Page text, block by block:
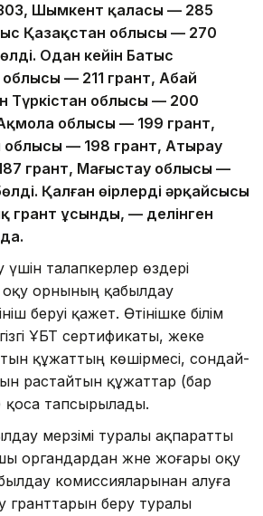
303, Шымкент қаласы — 285
Қазақстан облысы — 270
Одан кейін Батыс
— 211 грант, Абай
Түркістан облысы — 200
облысы — 199 грант,
облысы — 198 грант, Атырау
грант, Маңғыстау облысы —
Қалған өңірлердің әрқайсысы
грант ұсынды, — делінген
талапкерлер өздері
орнының қабылдау
беруі қажет. Өтінішке білім
ҰБТ сертификаты, жеке
құжаттың көшірмесі, сондай-
растайтын құжаттар (бар
қоса тапсырылады.
мерзімі туралы ақпаратты
органдардан және жоғары оқу
комиссияларынан алуға
гранттарын беру туралы